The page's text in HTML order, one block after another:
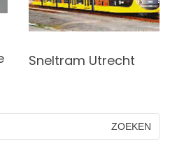
Sneltram Utrecht